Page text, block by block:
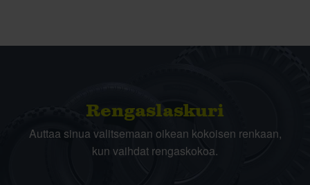
Rengas­laskuri
Auttaa sinua valitsemaan oikean kokoisen renkaan,
kun vaihdat rengaskokoa.